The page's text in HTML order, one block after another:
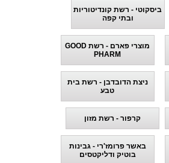
ביסקוטי - רשת קונדיטוריות
ובתי קפה
מוצרי פארם - רשת GOOD
PHARM
ניצת הדובדבן - רשת בית
טבע
קרפור - רשת מזון
באשר פרומז'רי - גבינות
בוטיק ודליקטסים